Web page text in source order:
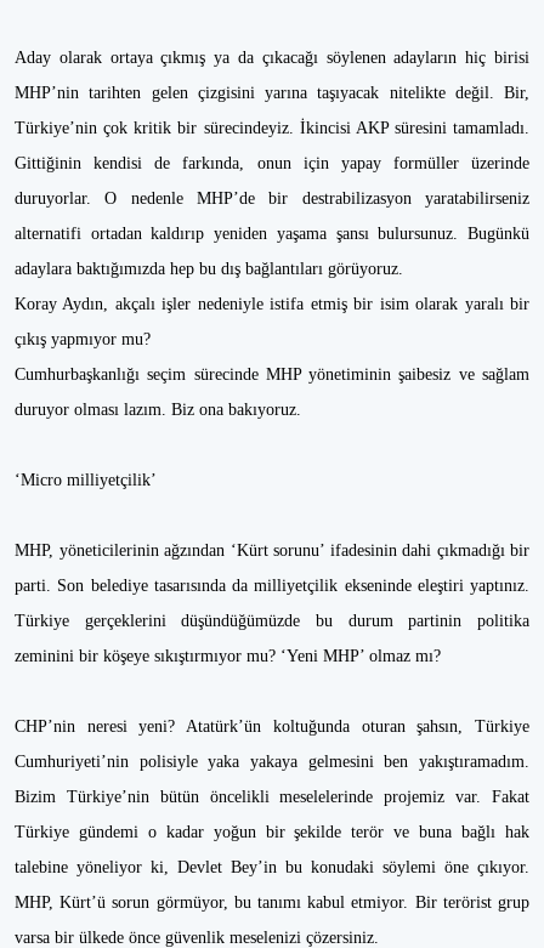
Aday olarak ortaya çıkmış ya da çıkacağı söylenen adayların hiç birisi
MHP’nin tarihten gelen çizgisini yarına taşıyacak nitelikte değil. Bir,
Türkiye’nin çok kritik bir sürecindeyiz. İkincisi AKP süresini tamamladı.
Gittiğinin kendisi de farkında, onun için yapay formüller üzerinde
duruyorlar. O nedenle MHP’de bir destrabilizasyon yaratabilirseniz
alternatifi ortadan kaldırıp yeniden yaşama şansı bulursunuz. Bugünkü
adaylara baktığımızda hep bu dış bağlantıları görüyoruz.
Koray Aydın, akçalı işler nedeniyle istifa etmiş bir isim olarak yaralı bir
çıkış yapmıyor mu?
Cumhurbaşkanlığı seçim sürecinde MHP yönetiminin şaibesiz ve sağlam
duruyor olması lazım. Biz ona bakıyoruz.
‘Micro milliyetçilik’
MHP, yöneticilerinin ağzından ‘Kürt sorunu’ ifadesinin dahi çıkmadığı bir
parti. Son belediye tasarısında da milliyetçilik ekseninde eleştiri yaptınız.
Türkiye gerçeklerini düşündüğümüzde bu durum partinin politika
zeminini bir köşeye sıkıştırmıyor mu? ‘Yeni MHP’ olmaz mı?
CHP’nin neresi yeni? Atatürk’ün koltuğunda oturan şahsın, Türkiye
Cumhuriyeti’nin polisiyle yaka yakaya gelmesini ben yakıştıramadım.
Bizim Türkiye’nin bütün öncelikli meselelerinde projemiz var. Fakat
Türkiye gündemi o kadar yoğun bir şekilde terör ve buna bağlı hak
talebine yöneliyor ki, Devlet Bey’in bu konudaki söylemi öne çıkıyor.
MHP, Kürt’ü sorun görmüyor, bu tanımı kabul etmiyor. Bir terörist grup
varsa bir ülkede önce güvenlik meselenizi çözersiniz.